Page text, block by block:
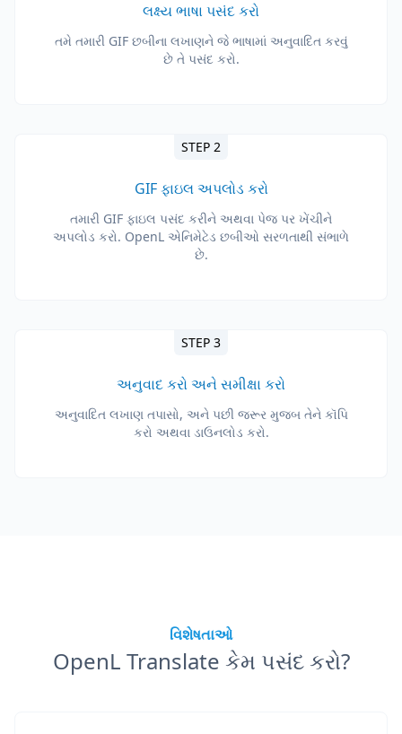
લક્ષ્ય ભાષા પસંદ કરો
તમે તમારી GIF છબીના લખાણને જે ભાષામાં અનુવાદિત કરવું
છે તે પસંદ કરો.
STEP 2
GIF ફાઇલ અપલોડ કરો
તમારી GIF ફાઇલ પસંદ કરીને અથવા પેજ પર ખેંચીને
અપલોડ કરો. OpenL એનિમેટેડ છબીઓ સરળતાથી સંભાળે
છે.
STEP 3
અનુવાદ કરો અને સમીક્ષા કરો
અનુવાદિત લખાણ તપાસો, અને પછી જરૂર મુજબ તેને કૉપિ
કરો અથવા ડાઉનલોડ કરો.
વિશેષતાઓ
OpenL Translate કેમ પસંદ કરો?